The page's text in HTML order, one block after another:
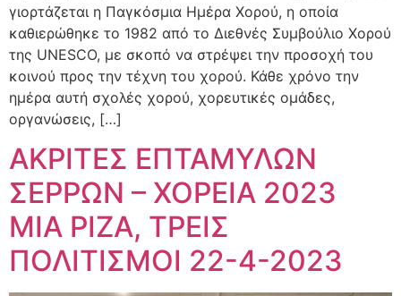
γιορτάζεται η Παγκόσμια Ημέρα Χορού, η οποία
καθιερώθηκε το 1982 από το Διεθνές Συμβούλιο Χορού
της UNESCO, με σκοπό να στρέψει την προσοχή του
κοινού προς την τέχνη του χορού. Κάθε χρόνο την
ημέρα αυτή σχολές χορού, χορευτικές ομάδες,
οργανώσεις, […]
ΑΚΡΙΤΕΣ ΕΠΤΑΜΥΛΩΝ
ΣΕΡΡΩΝ – ΧΟΡΕΙΑ 2023
ΜΙΑ ΡΙΖΑ, ΤΡΕΙΣ
ΠΟΛΙΤΙΣΜΟΙ 22-4-2023